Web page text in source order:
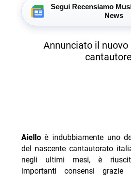
Segui Recensiamo
News
Annunciato il nuovo
cantautore
Aielloè indubbiamente uno
del nascente cantautorato
negli ultimi mesi, è
importanti consensi grazie